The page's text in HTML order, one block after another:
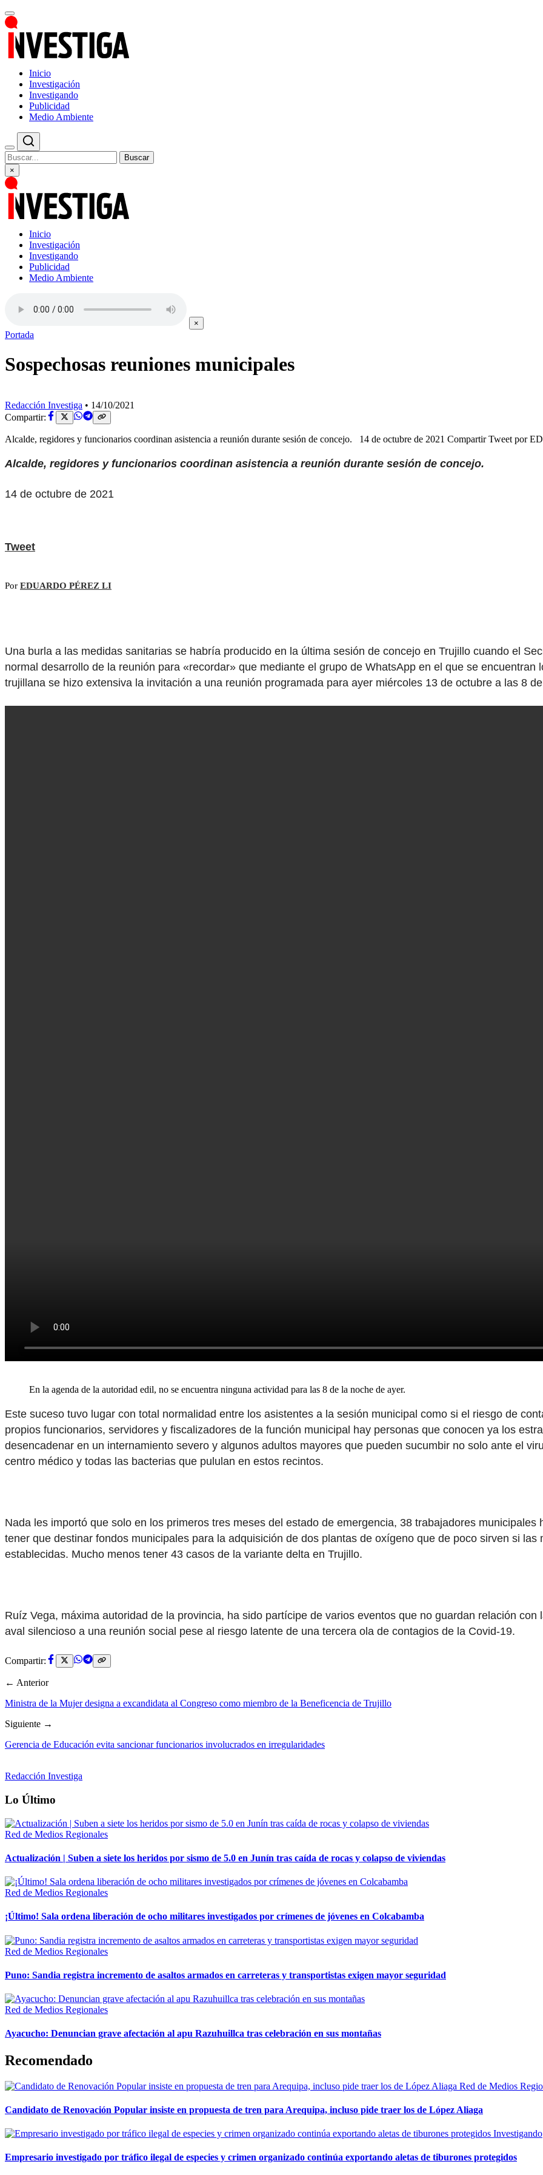
Inicio
Investigación
Investigando
Publicidad
Medio Ambiente
Buscar
×
Inicio
Investigación
Investigando
Publicidad
Medio Ambiente
×
Portada
Sospechosas reuniones municipales
Redacción Investiga • 14/10/2021
Compartir:
Alcalde, regidores y funcionarios coordinan asistencia a reunión durante sesión de concejo. 14 de octubre de 2021 Compartir Tweet por
Alcalde, regidores y funcionarios coordinan asistencia a reunión durante sesión de concejo.
14 de octubre de 2021
Tweet
Por EDUARDO PÉREZ LI
Una burla a las medidas sanitarias se habría producido en la última sesión de concejo en Trujillo cuando el
normal desarrollo de la reunión para «recordar» que mediante el grupo de WhatsApp en el que se
trujillana se hizo extensiva la invitación a una reunión programada para ayer miércoles 13 de octubre a las 8
En la agenda de la autoridad edil, no se encuentra ninguna actividad para las 8 de la noche de ayer.
Este suceso tuvo lugar con total normalidad entre los asistentes a la sesión municipal como si el riesgo de
propios funcionarios, servidores y fiscalizadores de la función municipal hay personas que conocen ya los
desencadenar en un internamiento severo y algunos adultos mayores que pueden sucumbir no solo ante el
centro médico y todas las bacterias que pululan en estos recintos.
Nada les importó que solo en los primeros tres meses del estado de emergencia, 38 trabajadores
tener que destinar fondos municipales para la adquisición de dos plantas de oxígeno que de poco sirven si
establecidas. Mucho menos tener 43 casos de la variante delta en Trujillo.
Ruíz Vega, máxima autoridad de la provincia, ha sido partícipe de varios eventos que no guardan relación con
aval silencioso a una reunión social pese al riesgo latente de una tercera ola de contagios de la Covid-19.
Compartir:
← Anterior
Ministra de la Mujer designa a excandidata al Congreso como miembro de la Beneficencia de Trujillo
Siguiente →
Gerencia de Educación evita sancionar funcionarios involucrados en irregularidades
Redacción Investiga
Lo Último
Red de Medios Regionales
Actualización | Suben a siete los heridos por sismo de 5.0 en Junín tras caída de rocas y colapso de viviendas
Red de Medios Regionales
¡Último! Sala ordena liberación de ocho militares investigados por crímenes de jóvenes en Colcabamba
Red de Medios Regionales
Puno: Sandia registra incremento de asaltos armados en carreteras y transportistas exigen mayor seguridad
Red de Medios Regionales
Ayacucho: Denuncian grave afectación al apu Razuhuillca tras celebración en sus montañas
Recomendado
Red de Medios
Candidato de Renovación Popular insiste en propuesta de tren para Arequipa, incluso pide traer los de López Aliaga
Investigando
Empresario investigado por tráfico ilegal de especies y crimen organizado continúa exportando aletas de tiburones protegidos